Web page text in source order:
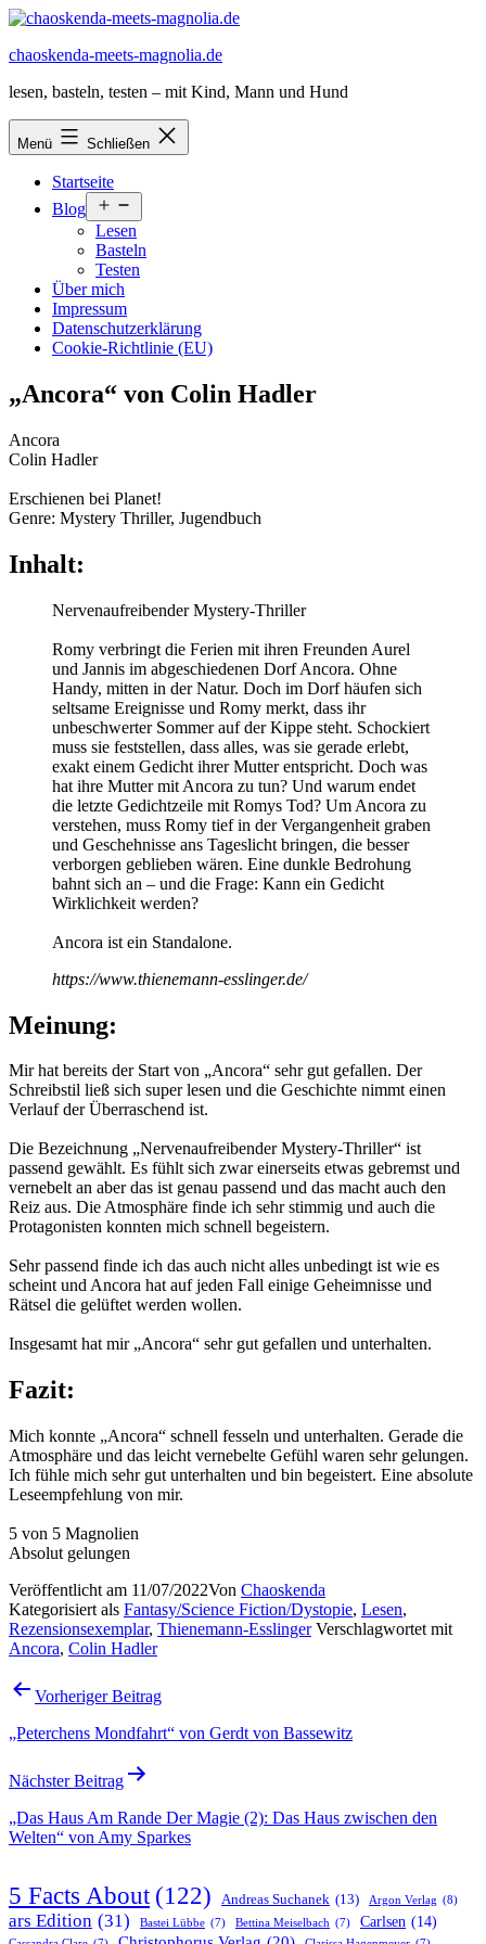
Zum
springen
chaoskenda-meets-magnolia.de
lesen, basteln, testen – mit Kind, Mann und Hund
Menü Schließen
Startseite
Blog
öffnen
Lesen
Basteln
Testen
Über mich
Impressum
Datenschutzerklärung
Cookie-Richtlinie (EU)
„Ancora“ von Colin Hadler
Ancora
Colin Hadler
Erschienen bei Planet!
Genre: Mystery Thriller, Jugendbuch
Inhalt:
Nervenaufreibender Mystery-Thriller
Romy verbringt die Ferien mit ihren Freunden Aurel
und Jannis im abgeschiedenen Dorf Ancora. Ohne
Handy, mitten in der Natur. Doch im Dorf häufen sich
seltsame Ereignisse und Romy merkt, dass ihr
unbeschwerter Sommer auf der Kippe steht. Schockiert
muss sie feststellen, dass alles, was sie gerade erlebt,
exakt einem Gedicht ihrer Mutter entspricht. Doch was
hat ihre Mutter mit Ancora zu tun? Und warum endet
die letzte Gedichtzeile mit Romys Tod? Um Ancora zu
verstehen, muss Romy tief in der Vergangenheit graben
und Geschehnisse ans Tageslicht bringen, die besser
verborgen geblieben wären. Eine dunkle Bedrohung
bahnt sich an – und die Frage: Kann ein Gedicht
Wirklichkeit werden?
Ancora ist ein Standalone.
https://www.thienemann-esslinger.de/
Meinung:
Mir hat bereits der Start von „Ancora“ sehr gut gefallen. Der
Schreibstil ließ sich super lesen und die Geschichte nimmt einen
Verlauf der Überraschend ist.
Die Bezeichnung „Nervenaufreibender Mystery-Thriller“ ist
passend gewählt. Es fühlt sich zwar einerseits etwas gebremst und
vernebelt an aber das ist genau passend und das macht auch den
Reiz aus. Die Atmosphäre finde ich sehr stimmig und auch die
Protagonisten konnten mich schnell begeistern.
Sehr passend finde ich das auch nicht alles unbedingt ist wie es
scheint und Ancora hat auf jeden Fall einige Geheimnisse und
Rätsel die gelüftet werden wollen.
Insgesamt hat mir „Ancora“ sehr gut gefallen und unterhalten.
Fazit:
Mich konnte „Ancora“ schnell fesseln und unterhalten. Gerade die
Atmosphäre und das leicht vernebelte Gefühl waren sehr gelungen.
Ich fühle mich sehr gut unterhalten und bin begeistert. Eine absolute
Leseempfehlung von mir.
5 von 5 Magnolien
Absolut gelungen
Veröffentlicht am 11/07/2022Von Chaoskenda
Kategorisiert als Fantasy/Science Fiction/Dystopie, Lesen,
Rezensionsexemplar, Thienemann-Esslinger Verschlagwortet mit
Ancora, Colin Hadler
Beitragsnavigation
Vorheriger Beitrag
„Peterchens Mondfahrt“ von Gerdt von Bassewitz
Nächster Beitrag
„Das Haus Am Rande Der Magie (2): Das Haus zwischen den
Welten“ von Amy Sparkes
5 Facts About (122) Andreas Suchanek (13) Argon Verlag (8)
ars Edition (31) Bastei Lübbe (7) Bettina Meiselbach (7) Carlsen (14)